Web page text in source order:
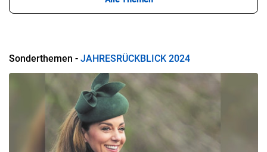
Sonderthemen JAHRESRÜCKBLICK 2024